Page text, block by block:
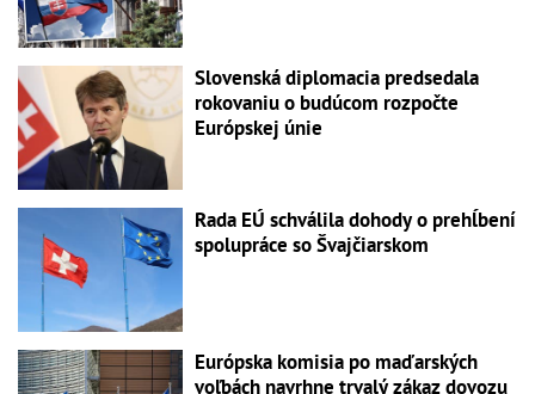
Slovenská diplomacia predsedala
rokovaniu o budúcom rozpočte
Európskej únie
Rada EÚ schválila dohody o prehĺbení
spolupráce so Švajčiarskom
Európska komisia po maďarských
voľbách navrhne trvalý zákaz dovozu